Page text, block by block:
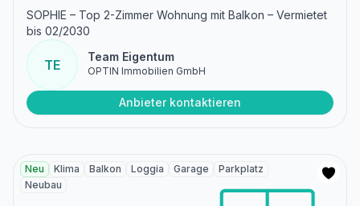
SOPHIE – Top 2-Zimmer Wohnung mit Balkon – Vermietet
bis 02/2030
TE
Team Eigentum
OPTIN Immobilien GmbH
Anbieter kontaktieren
Neu Klima Balkon Loggia Garage
Parkplatz
Neubau